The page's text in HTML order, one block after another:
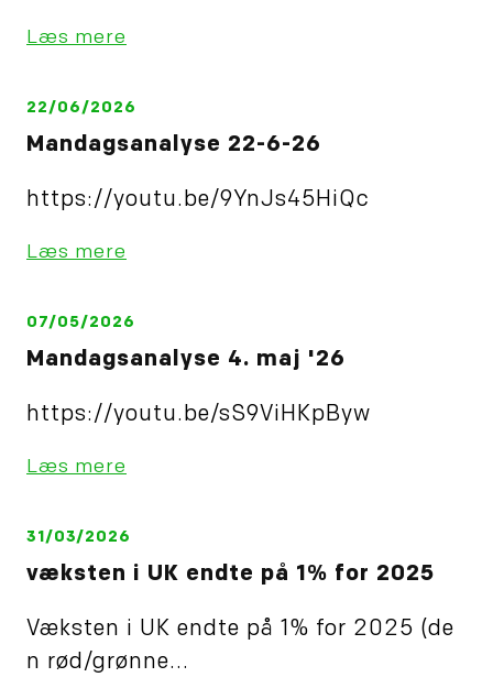
Læs mere
22/06/2026
Mandagsanalyse 22-6-26
https://youtu.be/9YnJs45HiQc
Læs mere
07/05/2026
Mandagsanalyse 4. maj '26
https://youtu.be/sS9ViHKpByw
Læs mere
31/03/2026
væksten i UK endte på 1% for 2025
Væksten i UK endte på 1% for 2025 (de
n rød/grønne...